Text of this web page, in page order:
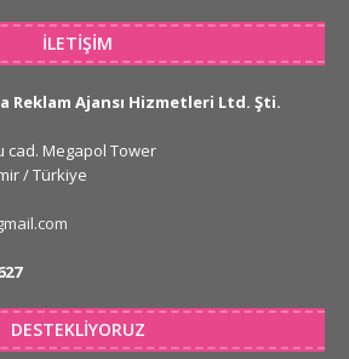
İLETIŞIM
Reklam Ajansı Hizmetleri Ltd. Şti.
cad. Megapol Tower
/ Türkiye
DESTEKLIYORUZ